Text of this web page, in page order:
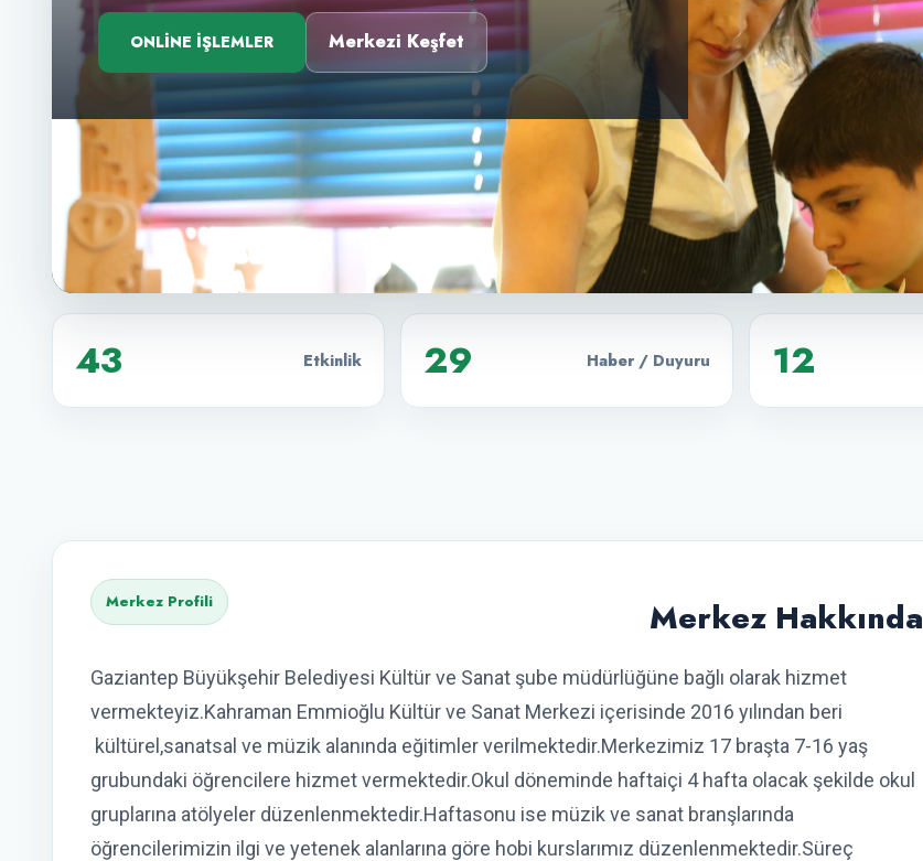
ONLINE İŞLEMLER Merkezi Keşfet
43 Etkinlik 29 Haber / Duyuru 12
Merkez Profili Merkez Hakkında
Gaziantep Büyükşehir Belediyesi Kültür ve Sanat şube müdürlüğüne bağlı olarak hizmet
vermekteyiz.Kahraman Emmioğlu Kültür ve Sanat Merkezi içerisinde 2016 yılından beri
kültürel,sanatsal ve müzik alanında eğitimler verilmektedir.Merkezimiz 17 braşta 7-16 yaş
grubundaki öğrencilere hizmet vermektedir.Okul döneminde haftaiçi 4 hafta olacak şekilde okul
gruplarına atölyeler düzenlenmektedir.Haftasonu ise müzik ve sanat branşlarında
öğrencilerimizin ilgi ve yetenek alanlarına göre hobi kurslarımız düzenlenmektedir.Süreç